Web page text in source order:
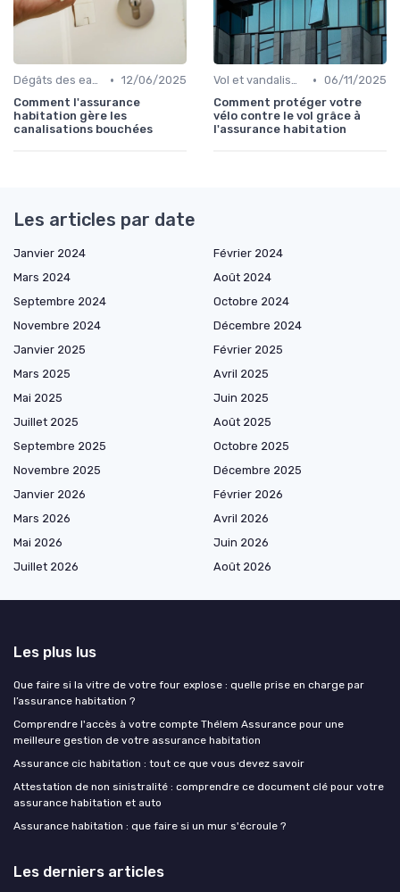
Dégâts des eaux et inondations • 12/06/2025
Comment l'assurance
habitation gère les
canalisations bouchées
Vol et vandalisme • 06/11/2025
Comment protéger votre
vélo contre le vol grâce à
l'assurance habitation
Les articles par date
Janvier 2024
Février 2024
Mars 2024
Août 2024
Septembre 2024
Octobre 2024
Novembre 2024
Décembre 2024
Janvier 2025
Février 2025
Mars 2025
Avril 2025
Mai 2025
Juin 2025
Juillet 2025
Août 2025
Septembre 2025
Octobre 2025
Novembre 2025
Décembre 2025
Janvier 2026
Février 2026
Mars 2026
Avril 2026
Mai 2026
Juin 2026
Juillet 2026
Août 2026
Les plus lus
Que faire si la vitre de votre four explose : quelle prise en charge par
l’assurance habitation ?
Comprendre l'accès à votre compte Thélem Assurance pour une
meilleure gestion de votre assurance habitation
Assurance cic habitation : tout ce que vous devez savoir
Attestation de non sinistralité : comprendre ce document clé pour votre
assurance habitation et auto
Assurance habitation : que faire si un mur s'écroule ?
Les derniers articles